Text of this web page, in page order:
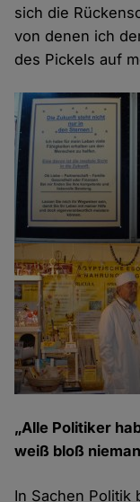
sich die
von denen ich
des Pickels auf
„Alle Politiker
weiß bloß
In Sachen Politik